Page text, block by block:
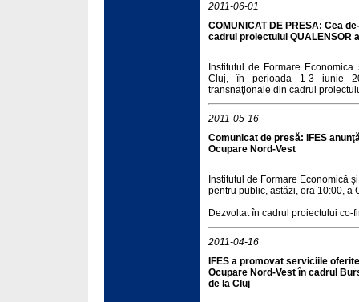
2011-06-01
COMUNICAT DE PRESA: Cea
cadrul proiectului QUALENSOR
Institutul de Formare
Cluj, în perioada 1-3 iunie
transnaţionale din cadrul
2011-05-16
Comunicat de presă: IFES
Ocupare Nord-Vest
Institutul de Formare Economică
pentru public, astăzi, ora 10:00, a
Dezvoltat în cadrul proiectului co-
2011-04-16
IFES a promovat serviciile
Ocupare Nord-Vest în cadrul
de la Cluj